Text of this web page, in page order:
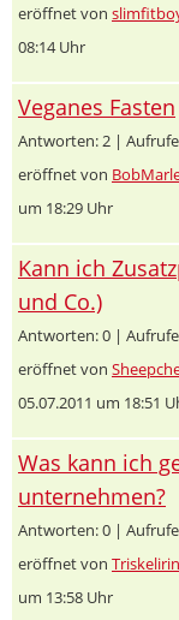
eröffnet von
08:14 Uhr
Veganes Fasten
Antworten: 2 |
eröffnet von
um 18:29 Uhr
Kann ich
und Co.)
Antworten: 0 |
eröffnet von
05.07.2011 um 18:51
Was kann ich
unternehmen?
Antworten: 0 |
eröffnet von
um 13:58 Uhr